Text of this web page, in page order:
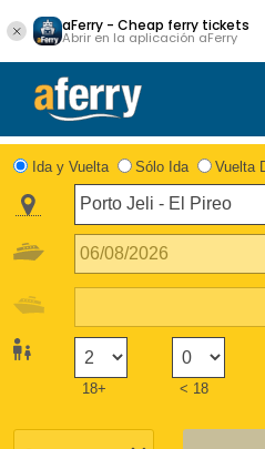
aFerry - Cheap ferry tickets
Abrir en la aplicación aFerry
Ida y Vuelta Sólo Ida Vuelta
18+ < 18